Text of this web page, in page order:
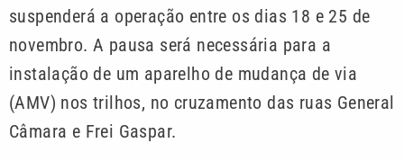
suspenderá a operação entre os dias 18 e 25 de
novembro. A pausa será necessária para a
instalação de um aparelho de mudança de via
(AMV) nos trilhos, no cruzamento das ruas General
Câmara e Frei Gaspar.